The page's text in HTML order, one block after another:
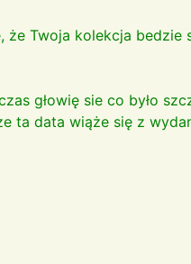
że Twoja kolekcja
głowię sie co było
ta data wiąże się z